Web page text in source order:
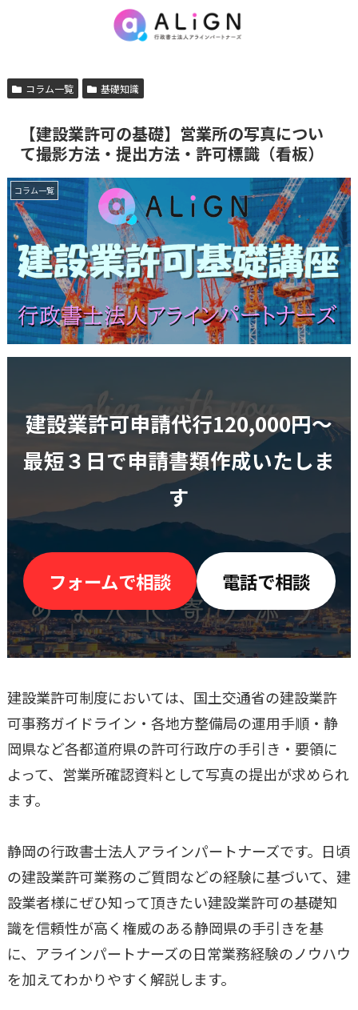
コラム一覧 基礎知識
【建設業許可の基礎】営業所の写真につい
て撮影方法・提出方法・許可標識（看板）
コラム一覧
建設業許可申請代行120,000円〜
最短３日で申請書類作成いたしま
す
フォームで相談 電話で相談
建設業許可制度においては、国土交通省の建設業許
可事務ガイドライン・各地方整備局の運用手順・静
岡県など各都道府県の許可行政庁の手引き・要領に
よって、営業所確認資料として写真の提出が求められ
ます。
静岡の行政書士法人アラインパートナーズです。日頃
の建設業許可業務のご質問などの経験に基づいて、建
設業者様にぜひ知って頂きたい建設業許可の基礎知
識を信頼性が高く権威のある静岡県の手引きを基
に、アラインパートナーズの日常業務経験のノウハウ
を加えてわかりやすく解説します。